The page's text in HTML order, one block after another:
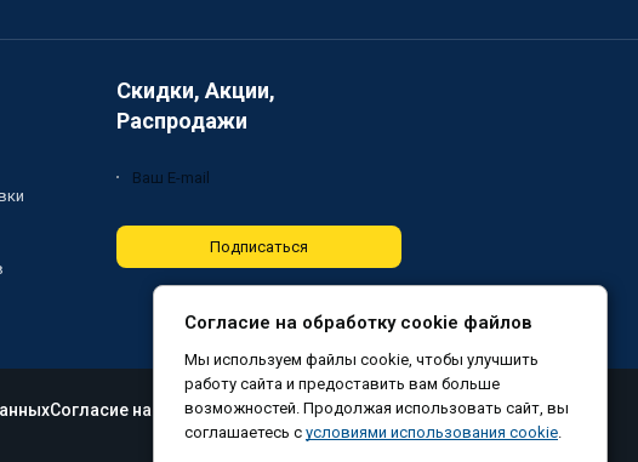
Скидки, Акции,
Распродажи
Подписаться
Согласие на обработку файлов cookie
Согласие на обработку cookie файлов
Мы используем файлы cookie, чтобы улучшить
работу сайта и предоставить вам больше
возможностей. Продолжая использовать сайт, вы
соглашаетесь с условиями использования cookie.